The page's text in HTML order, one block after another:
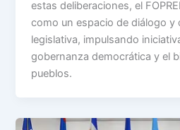
estas deliberaciones, el
como un espacio de diálogo y
legislativa, impulsando
gobernanza democrática y el
pueblos.